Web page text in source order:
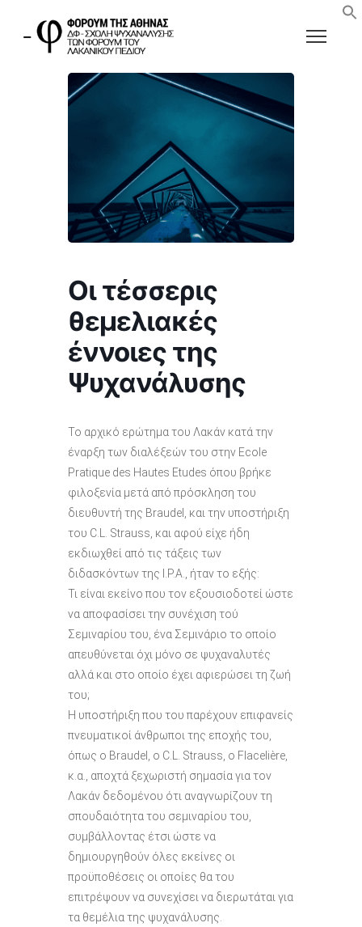
Οι τέσσερις
θεμελιακές
έννοιες της
Ψυχανάλυσης
Το αρχικό ερώτημα του Λακάν κατά την
έναρξη των διαλέξεών του στην Ecole
Pratique des Hautes Etudes όπου βρήκε
φιλοξενία μετά από πρόσκληση του
διευθυντή της Braudel, και την υποστήριξη
του C.L. Strauss, και αφού είχε ήδη
εκδιωχθεί από τις τάξεις των
διδασκόντων της I.P.A., ήταν το εξής:
Τι είναι εκείνο που τον εξουσιοδοτεί ώστε
να αποφασίσει την συνέχιση τού
Σεμιναρίου του, ένα Σεμινάριο το οποίο
απευθύνεται όχι μόνο σε ψυχαναλυτές
αλλά και στο οποίο έχει αφιερώσει τη ζωή
του;
Η υποστήριξη που του παρέχουν επιφανείς
πνευματικοί άνθρωποι της εποχής του,
όπως ο Braudel, o C.L. Strauss, o Flacelière,
κ.α., αποχτά ξεχωριστή σημασία για τον
Λακάν δεδομένου ότι αναγνωρίζουν τη
σπουδαιότητα του σεμιναρίου του,
συμβάλλοντας έτσι ώστε να
δημιουργηθούν όλες εκείνες οι
προϋποθέσεις οι οποίες θα του
επιτρέψουν να συνεχίσει να διερωτάται για
τα θεμέλια της ψυχανάλυσης.